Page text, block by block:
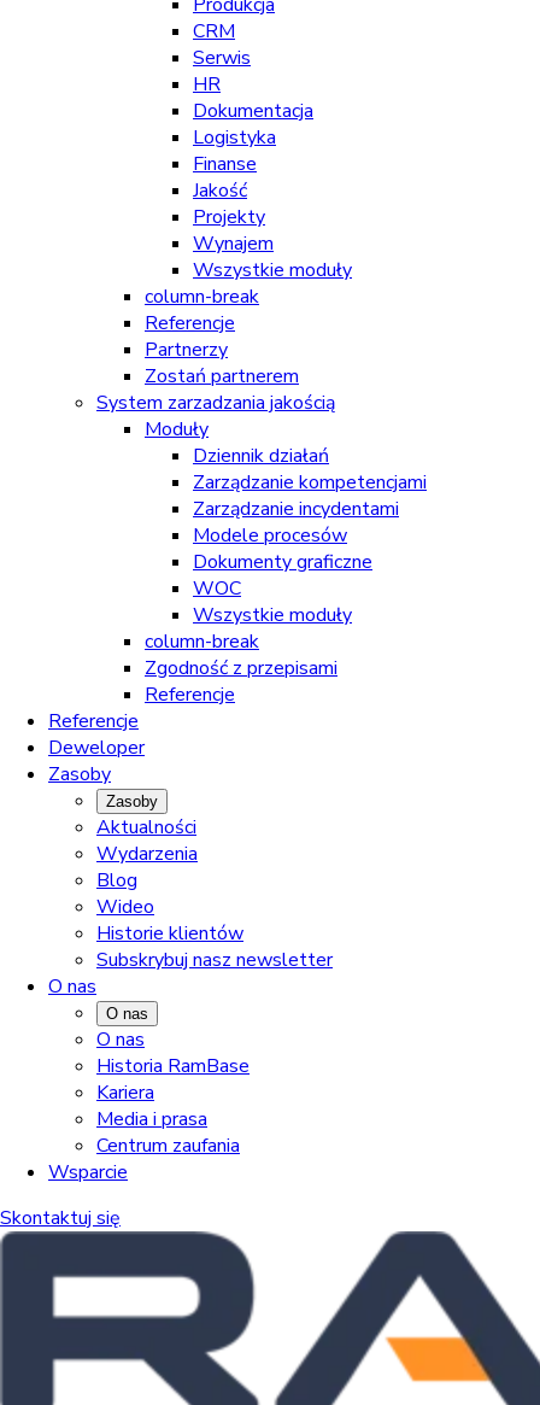
CRM
Serwis
HR
Dokumentacja
Logistyka
Finanse
Jakość
Projekty
Wynajem
Wszystkie moduły
column-break
Referencje
Partnerzy
Zostań partnerem
System zarzadzania jakością
Moduły
Dziennik działań
Zarządzanie kompetencjami
Zarządzanie incydentami
Modele procesów
Dokumenty graficzne
WOC
Wszystkie moduły
column-break
Zgodność z przepisami
Referencje
Referencje
Deweloper
Zasoby
Zasoby
Aktualności
Wydarzenia
Blog
Wideo
Historie klientów
Subskrybuj nasz newsletter
O nas
O nas
O nas
Historia RamBase
Kariera
Media i prasa
Centrum zaufania
Wsparcie
Skontaktuj się